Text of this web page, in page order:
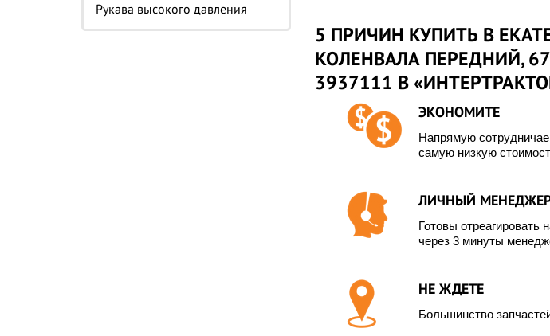
Рукава высокого давления
5 ПРИЧИН КУПИТЬ В
КОЛЕНВАЛА ПЕРЕДНИЙ,
3937111 В
ЭКОНОМИТЕ
Напрямую
самую низкую
ЛИЧНЫЙ
Готовы отреагировать
через 3 минуты
НЕ ЖДЕТЕ
Большинство